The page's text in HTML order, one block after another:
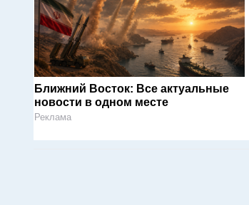
Ближний Восток: Все актуальные
новости в одном месте
Реклама